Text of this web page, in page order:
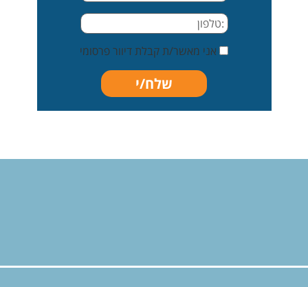
אני מאשר/ת קבלת דיוור פרסומי